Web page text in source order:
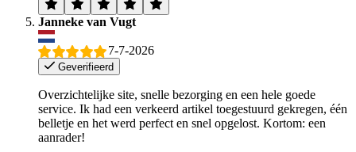
Janneke van Vugt
7-7-2026
Geverifieerd
Overzichtelijke site, snelle bezorging en een hele goede
service. Ik had een verkeerd artikel toegestuurd gekregen, één
belletje en het werd perfect en snel opgelost. Kortom: een
aanrader!